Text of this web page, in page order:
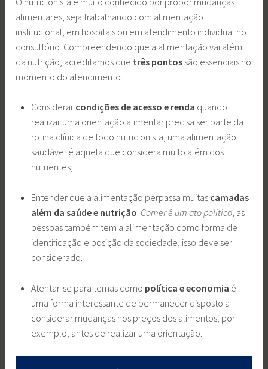
alimentares, seja trabalhando com alimentação
institucional, em hospitais ou em atendimento individual no
consultório. Compreendendo que a alimentação vai além
da nutrição, acreditamos que três pontos são essenciais no
momento do atendimento:
Considerar condições de acesso e renda quando
realizar uma orientação alimentar precisa ser parte da
rotina clínica de todo nutricionista, uma alimentação
saudável é aquela que considera muito além dos
nutrientes;
Entender que a alimentação perpassa muitas camadas
além da saúde e nutrição. Comer é um ato político, as
pessoas também tem a alimentação como forma de
identificação e posição da sociedade, isso deve ser
considerado.
Atentar-se para temas como política e economia é
uma forma interessante de permanecer disposto a
considerar mudanças nos preços dos alimentos, por
exemplo, antes de realizar uma orientação.